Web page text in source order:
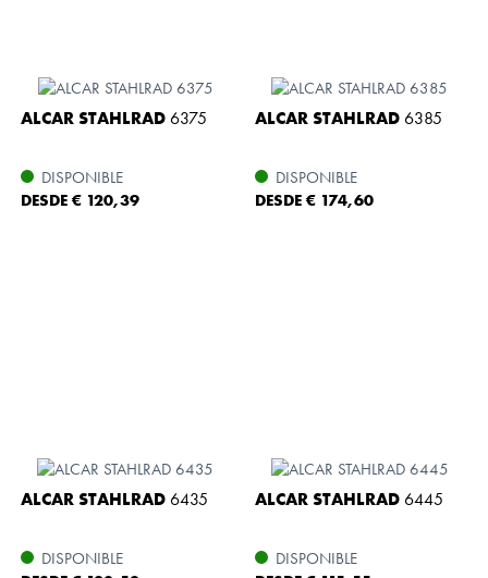
ALCAR STAHLRAD6375
DISPONIBLE
DESDE € 120,39
ALCAR STAHLRAD6385
DISPONIBLE
DESDE € 174,60
ALCAR STAHLRAD6435
DISPONIBLE
ALCAR STAHLRAD6445
DISPONIBLE